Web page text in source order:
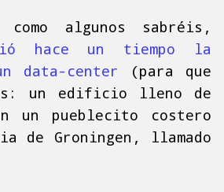
algunos sabréis,
hace un tiempo la
data-center (para que
un edificio lleno de
un pueblecito costero
de Groningen, llamado